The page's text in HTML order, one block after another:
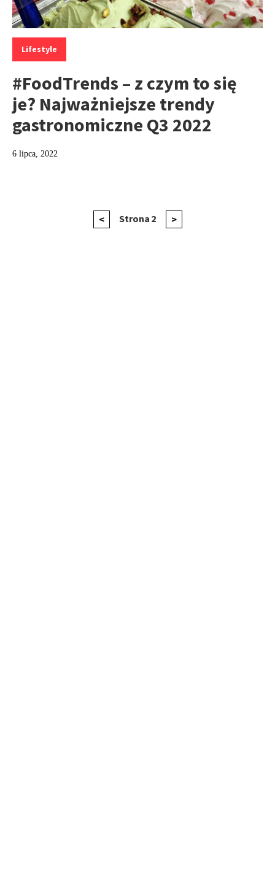
Kategorie:
Lifestyle
#FoodTrends – z czym to się
je? Najważniejsze trendy
gastronomiczne Q3 2022
6 lipca, 2022
Poprzednia
< Strona 2
Następna
>